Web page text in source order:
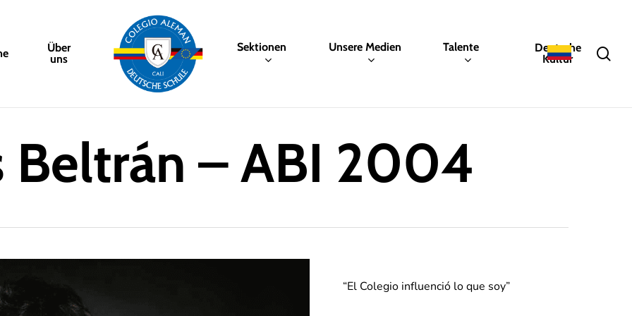
Über
uns
Sektionen Unsere Medien Talente
Deutsche
Kultur
Beltrán – ABI 2004
“El Colegio influenció lo que soy”